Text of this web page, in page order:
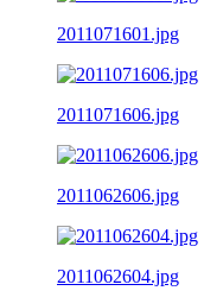
2011071601.jpg
2011071606.jpg
2011062606.jpg
2011062604.jpg